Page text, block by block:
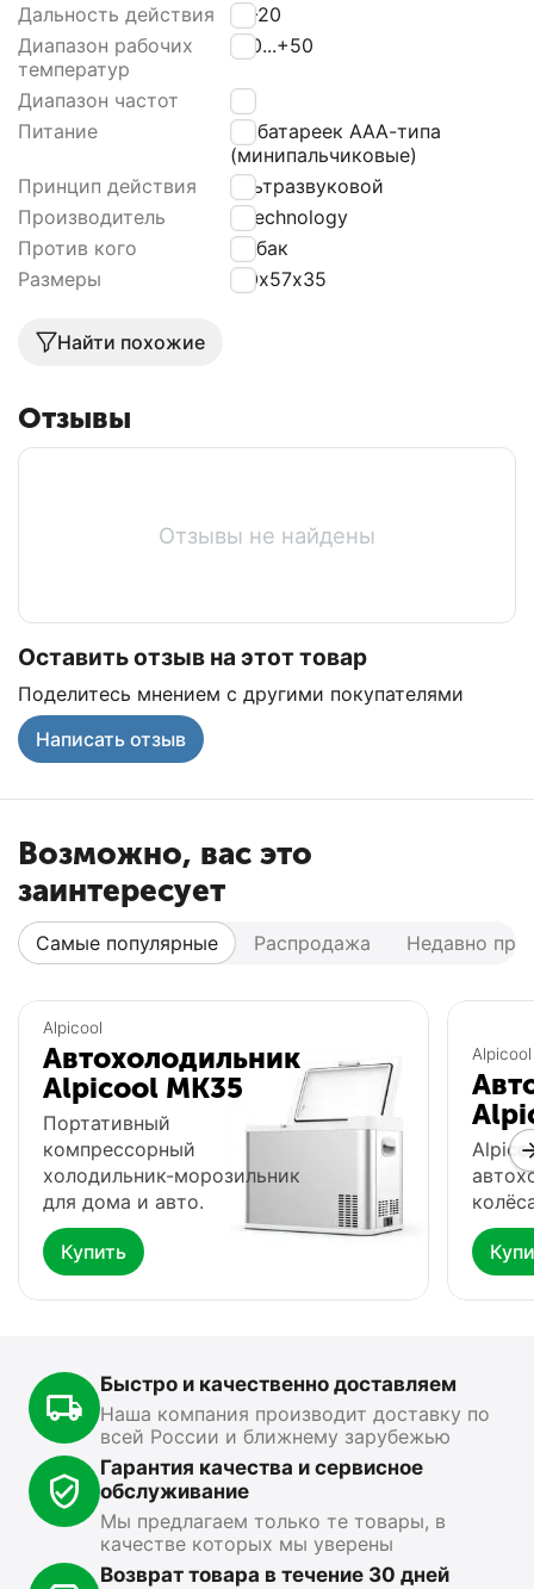
Дальность действия
18-20
Диапазон рабочих
температур
-40...+50
Диапазон частот
25
Питание
от батареек ААА-типа
(минипальчиковые)
Принцип действия
Ультразвуковой
Производитель
i4technology
Против кого
Собак
Размеры
110х57х35
Найти похожие
Отзывы
Отзывы не найдены
Оставить отзыв на этот товар
Поделитесь мнением с другими покупателями
Написать отзыв
Возможно, вас это
заинтересует
Самые популярные Распродажа Недавно
Популярный
Автохолодильник
15 499 00 ₽
Популярный
13 89000 ₽
Показать ещё
Alpicool
Автохолодильник
Alpicool MK35
Портативный
компрессорный
холодильник-морозильник
для дома и авто.
Купить
Alpicool
Быстро и качественно доставляем
Наша компания производит доставку по
всей России и ближнему зарубежью
Гарантия качества и сервисное
обслуживание
Мы предлагаем только те товары, в
качестве которых мы уверены
Возврат товара в течение 30 дней